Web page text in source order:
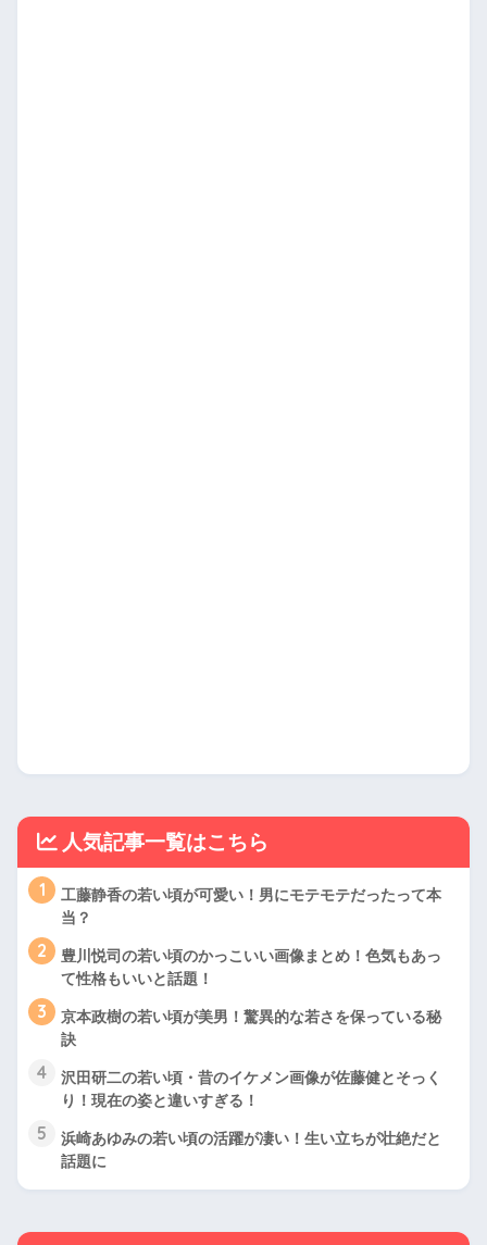
人気記事一覧はこちら
1
工藤静香の若い頃が可愛い！男にモテモテだったって本
当？
2
豊川悦司の若い頃のかっこいい画像まとめ！色気もあっ
て性格もいいと話題！
3
京本政樹の若い頃が美男！驚異的な若さを保っている秘
訣
4
沢田研二の若い頃・昔のイケメン画像が佐藤健とそっく
り！現在の姿と違いすぎる！
5
浜崎あゆみの若い頃の活躍が凄い！生い立ちが壮絶だと
話題に